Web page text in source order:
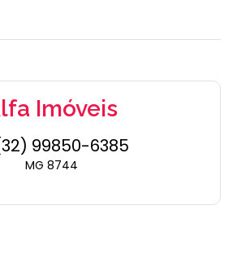
Imóveis
99850-6385
MG 8744